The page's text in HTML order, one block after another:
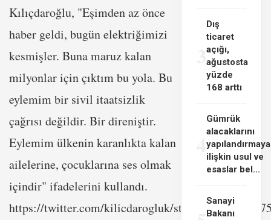
Kılıçdaroğlu, "Eşimden az önce
haber geldi, bugün elektriğimizi
kesmişler. Buna maruz kalan
milyonlar için çıktım bu yola. Bu
eylemim bir sivil itaatsizlik
çağrısı değildir. Bir direniştir.
Eylemim ülkenin karanlıkta kalan
ailelerine, çocuklarına ses olmak
içindir" ifadelerini kullandı.
https://twitter.com/kilicdarogluk/status/
3
Dış
ticaret
açığı,
ağustosta
yüzde
168 arttı
4
Gümrük
alacaklarını
yapılandırmaya
ilişkin usul ve
esaslar bel...
Sanayi
Bakanı